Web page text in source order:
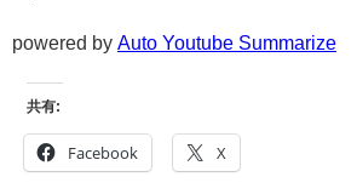
powered by Auto Youtube Summarize
共有:
Facebook X